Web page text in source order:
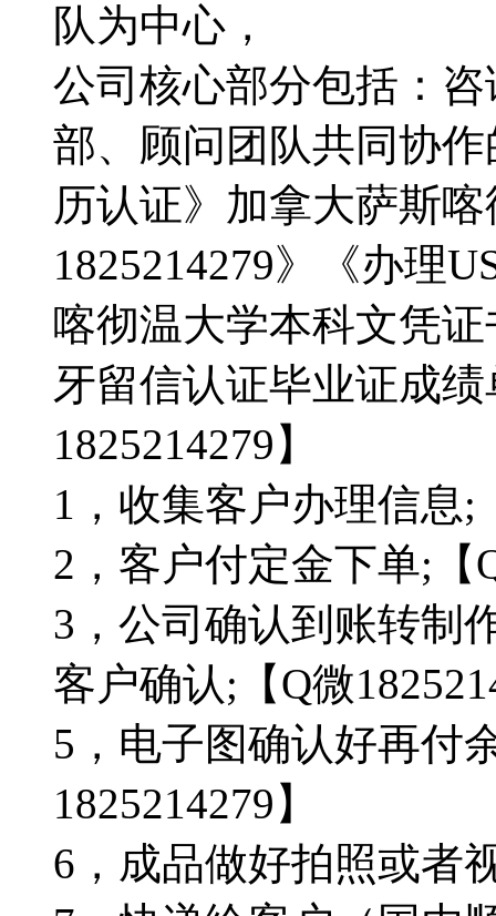
队为中心，
公司核心部分包括：
部、顾问团队共同协
历认证》加拿大萨斯
1825214279》《办理
喀彻温大学本科文凭
牙留信认证毕业证成
1825214279】
1，收集客户办理信息;
2，客户付定金下单;【
3，公司确认到账转制
客户确认;【Q微
5，电子图确认好再付
1825214279】
6，成品做好拍照或者